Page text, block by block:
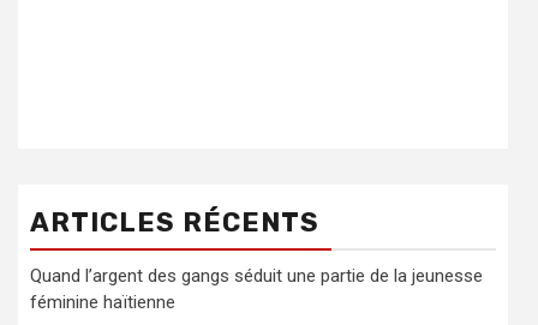
ARTICLES RÉCENTS
Quand l’argent des gangs séduit une partie de la jeunesse
féminine haïtienne